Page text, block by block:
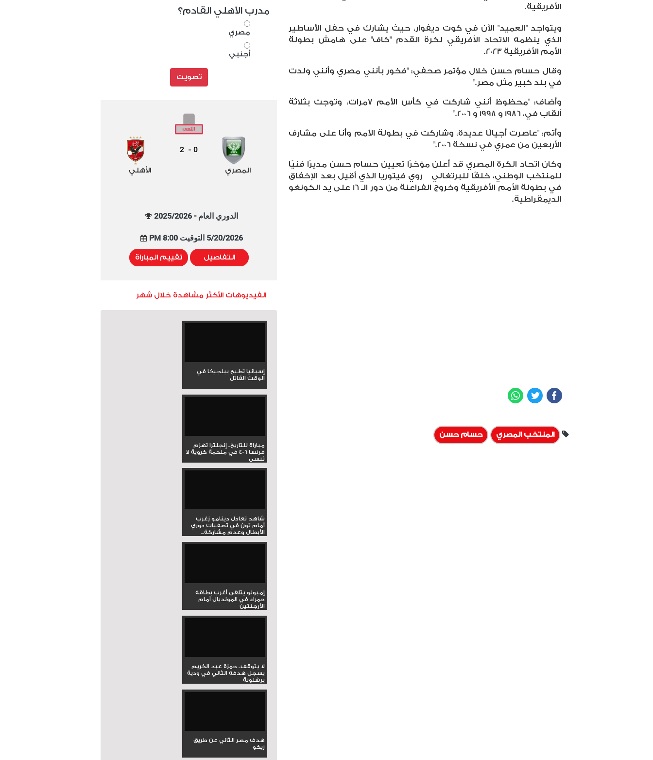
الأفريقية.
ويتواجد "العميد" الآن في كوت ديفوار، حيث يشارك في حفل الأساطير
الذي ينظمه الاتحاد الأفريقي لكرة القدم "كاف" على هامش بطولة
الأمم الأفريقية 2023.
وقال حسام حسن خلال مؤتمر صحفي: "فخور بأنني مصري وأنني ولدت
في بلد كبير مثل مصر."
وأضاف: "محظوظ أنني شاركت في كأس الأمم 7مرات، وتوجت بثلاثة
ألقاب في، 1986 و 1998 و 2006."
وأتم: "عاصرت أجيالًا عديدة، وشاركت في بطولة الأمم وأنا على مشارف
الأربعين من عمري في نسخة 2006."
وكان اتحاد الكرة المصري قد أعلن مؤخرًا تعيين حسام حسن مديرًا فنيًا
للمنتخب الوطني، خلفًا للبرتغالي
روي فيتوريا الذي أقيل بعد الإخفاق
في بطولة الأمم الأفريقية وخروج الفراعنة من دور الـ 16 على يد الكونغو
الديمقراطية.
Facebook
Twitter
المنتخب المصري حسام حسن
مدرب الأهلي القادم؟
مصري
أجنبي
تصويت
المصري
0
-
2
الأهلي
الدوري العام - 2025/2026
5/20/2026 التوقيت 8:00 PM
التفاصيل تقييم المباراة
الفيديوهات الأكثر مشاهدة خلال شهر
إسبانيا تطيح ببلجيكا في
الوقت القاتل
مباراة للتاريخ.. إنجلترا تهزم
فرنسا 6-4 في ملحمة كروية لا
تُنسى
شاهد تعادل دينامو زغرب
أمام ثون في تصفيات دوري
الأبطال وعدم مشاركة...
إمبولو يتلقى أغرب بطاقة
حمراء في المونديال أمام
الأرجنتين
لا يتوقف.. حمزة عبد الكريم
يسجل هدفه الثاني في ودية
برشلونة
هدف مصر الثاني عن طريق
زيكو